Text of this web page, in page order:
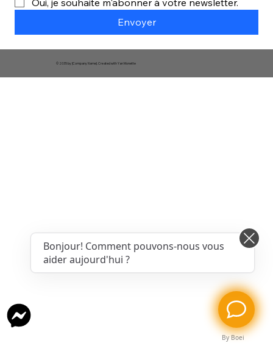
Oui, je souhaite m'abonner à votre newsletter.
Envoyer
© 2035 by [Company Name]. Created with Yan Monette
By Boei
Bonjour! Comment pouvons-nous vous
aider aujourd'hui ?